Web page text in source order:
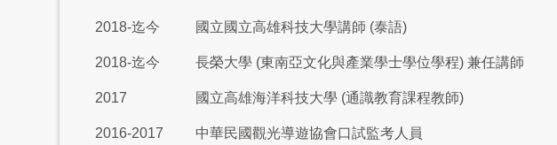
2018-迄今
2018-迄今
國立國立高雄科技大學講師 (泰語)
長榮大學 (東南亞文化與產業學士學位學程) 兼任講師
2017 國立高雄海洋科技大學 (通識教育課程教師)
2016-2017 中華民國觀光導遊協會口試監考人員